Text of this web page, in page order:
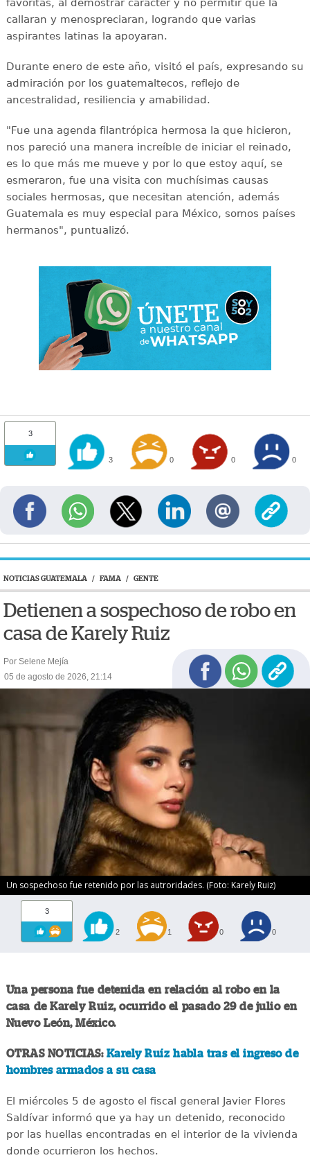
favoritas, al demostrar carácter y no permitir que la
callaran y menospreciaran, logrando que varias
aspirantes latinas la apoyaran.
Durante enero de este año, visitó el país, expresando su
admiración por los guatemaltecos, reflejo de
ancestralidad, resiliencia y amabilidad.
"Fue una agenda filantrópica hermosa la que hicieron,
nos pareció una manera increíble de iniciar el reinado,
es lo que más me mueve y por lo que estoy aquí, se
esmeraron, fue una visita con muchísimas causas
sociales hermosas, que necesitan atención, además
Guatemala es muy especial para México, somos países
hermanos", puntualizó.
3
3 0 0 0
NOTICIAS GUATEMALA / FAMA / GENTE
Detienen a sospechoso de robo en
casa de Karely Ruiz
Por Selene Mejía
05 de agosto de 2026, 21:14
Un sospechoso fue retenido por las autroridades. (Foto: Karely Ruiz)
3
2 1 0 0
Una persona fue detenida en relación al robo en la
casa de Karely Ruiz, ocurrido el pasado 29 de julio en
Nuevo León, México.
OTRAS NOTICIAS: Karely Ruíz habla tras el ingreso de
hombres armados a su casa
El miércoles 5 de agosto el fiscal general Javier Flores
Saldívar informó que ya hay un detenido, reconocido
por las huellas encontradas en el interior de la vivienda
donde ocurrieron los hechos.